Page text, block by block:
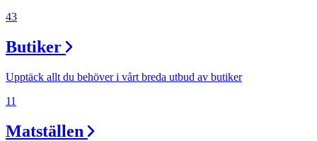
43
Butiker
Upptäck allt du behöver i vårt breda utbud av butiker
11
Matställen